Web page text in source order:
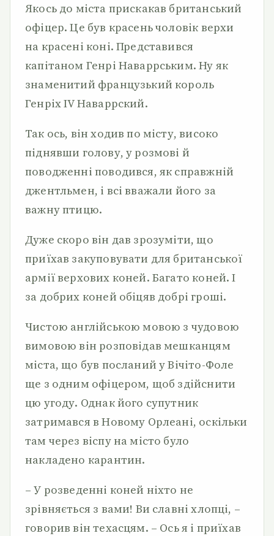
Якось до міста прискакав британський
офіцер. Це був красень чоловік верхи
на красені коні. Представився
капітаном Генрі Наваррським. Ну як
знаменитий французький король
Генріх IV Наваррский.
Так ось, він ходив по місту, високо
піднявши голову, у розмові й
поводженні поводився, як справжній
джентльмен, і всі вважали його за
важну птицю.
Дуже скоро він дав зрозуміти, що
приїхав закуповувати для британської
армії верхових коней. Багато коней. І
за добрих коней обіцяв добрі гроші.
Чистою англійською мовою з чудовою
вимовою він розповідав мешканцям
міста, що був посланий у Вічіто-Фоле
ще з одним офіцером, щоб здійснити
цю угоду. Однак його супутник
затримався в Новому Орлеані, оскільки
там через віспу на місто було
накладено карантин.
– У розведенні коней ніхто не
зрівняється з вами! Ви славні хлопці, –
говорив він техасцям. – Ось я і приїхав